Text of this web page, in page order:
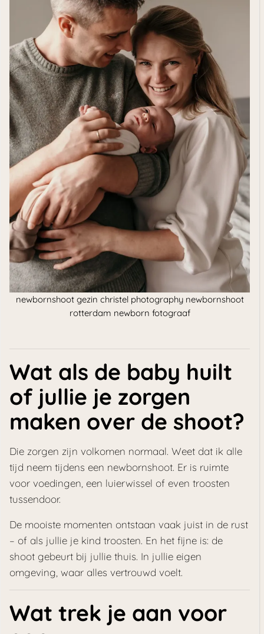
newbornshoot gezin christel photography newbornshoot
rotterdam newborn fotograaf
Wat als de baby huilt
of jullie je zorgen
maken over de shoot?
Die zorgen zijn volkomen normaal. Weet dat ik alle
tijd neem tijdens een newbornshoot. Er is ruimte
voor voedingen, een luierwissel of even troosten
tussendoor.
De mooiste momenten ontstaan vaak juist in de rust
– of als jullie je kind troosten. En het fijne is: de
shoot gebeurt bij jullie thuis. In jullie eigen
omgeving, waar alles vertrouwd voelt.
Wat trek je aan voor